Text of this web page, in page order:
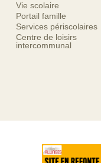
Vie scolaire
Portail famille
Services périscolaires
Centre de loisirs
intercommunal